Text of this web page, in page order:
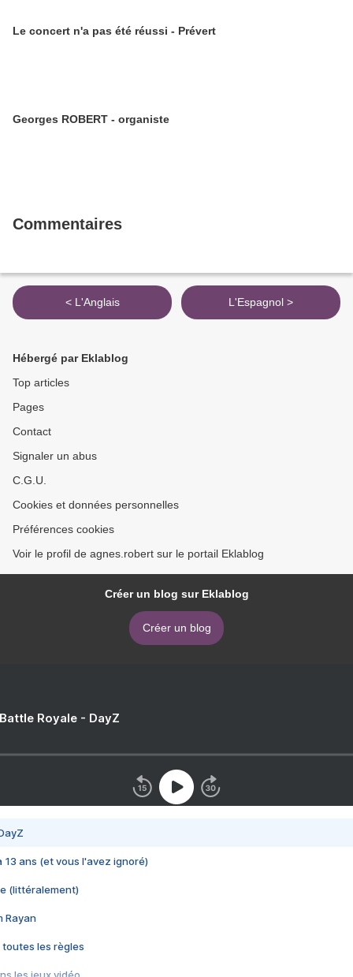
Le concert n'a pas été réussi - Prévert
Georges ROBERT - organiste
Commentaires
< L'Anglais L'Espagnol >
Hébergé par Eklablog
Top articles
Pages
Contact
Signaler un abus
C.G.U.
Cookies et données personnelles
Préférences cookies
Voir le profil de agnes.robert sur le portail Eklablog
Créer un blog sur Eklablog
Créer un blog
Royale - DayZ
13 ans (et vous l'avez ignoré)
(littéralement)
Rayan
toutes les règles